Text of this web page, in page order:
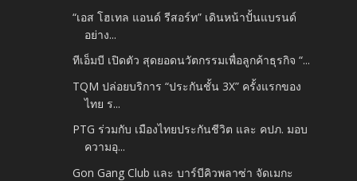
“เอส โฮเทล แอนด์​ รีสอร์ท” เดินหน้าปั้นแบรนด์
อย่าง...
ทีเอ็มบี เปิดตัว สุดยอดนวัตกรรมเพื่อลูกค้าธุรกิจ “...
TQM ปล่อยบริการ “ประกันชั้น 3X” ครั้งแรกของ
ไทย ร...
PTG ร่วมกับ เมืองไทยประกันชีวิต และ คปภ. มอบ
ความอุ...
Gon Gang Club และ บาร์บีคิวพลาซ่า จัดเมกะ